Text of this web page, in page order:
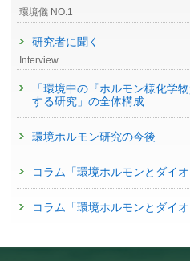
環境儀 NO.1
研究者に聞く
Interview
「環境中の『ホルモン様化学
する研究」の全体構成
環境ホルモン研究の今後
コラム「環境ホルモンとダイ
コラム「環境ホルモンとダイ